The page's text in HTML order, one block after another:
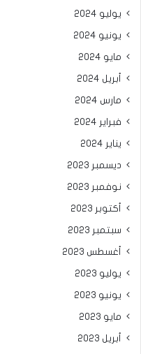
يوليو 2024
يونيو 2024
مايو 2024
أبريل 2024
مارس 2024
فبراير 2024
يناير 2024
ديسمبر 2023
نوفمبر 2023
أكتوبر 2023
سبتمبر 2023
أغسطس 2023
يوليو 2023
يونيو 2023
مايو 2023
أبريل 2023